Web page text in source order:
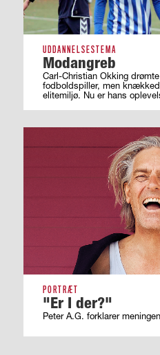
UDDANNELSESTEMA
Modangreb
Carl-Christian Okking
fodboldspiller, men
elitemiljø. Nu er hans
PORTRÆT
"Er I der?"
Peter A.G. forklarer